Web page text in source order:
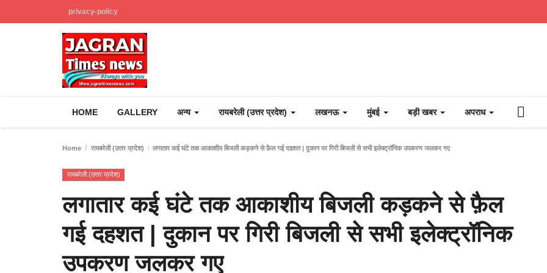
privacy-policy
HOME GALLERY अन्य रायबरेली (उत्तर प्रदेश) लखनऊ मुंबई बड़ी खबर अपराध
Home रायबरेली (उत्तर प्रदेश) लगातार कई घंटे तक आकाशीय बिजली कड़कने से फ़ैल गई दहशत | दुकान पर गिरी बिजली से सभी इलेक्ट्रॉनिक उपकरण जलकर गए
रायबरेली (उत्तर प्रदेश)
लगातार कई घंटे तक आकाशीय बिजली कड़कने से फ़ैल
गई दहशत | दुकान पर गिरी बिजली से सभी इलेक्ट्रॉनिक
उपकरण जलकर गए